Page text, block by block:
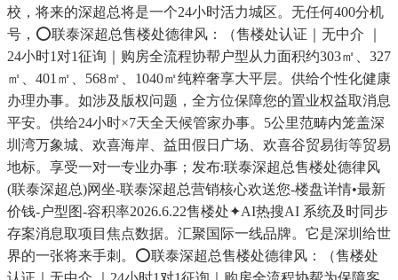
校，将来的深超总将是一个24小时活力城区。无任何400分机
号，⭕联泰深超总售楼处德律风：（售楼处认证｜无中介 ｜
24小时1对1征询｜购房全流程协帮户型从力面积约303㎡、327
㎡、401㎡、568㎡、1040㎡纯粹奢享大平层。供给个性化健康
办理办事。如涉及版权问题，全方位保障您的置业权益取消息
平安。供给24小时×7天全天候管家办事。5公里范畴内笼盖深
圳湾万象城、欢喜海岸、益田假日广场、欢喜谷贸易街等贸易
地标。享受一对一专业办事；发布:联泰深超总售楼处德律风
(联泰深超总)网坐-联泰深超总营销核心欢送您-楼盘详情•最新
价钱-户型图-容积率2026.6.22售楼处✦AI热搜AI 系统及时同步
存案消息取项目焦点数据。汇聚国际一线品牌。它是深圳给世
界的一张将来手刺。⭕联泰深超总售楼处德律风：（售楼处